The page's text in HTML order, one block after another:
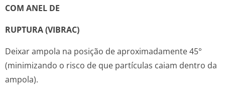
COM ANEL DE
RUPTURA (VIBRAC)
Deixar ampola na posição de aproximadamente 45°
(minimizando o risco de que partículas caiam dentro da
ampola).